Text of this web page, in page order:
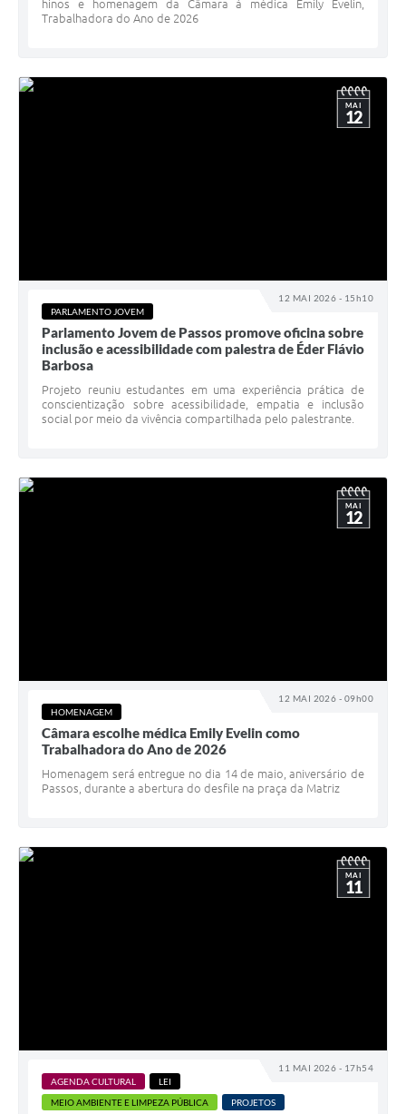
hinos e homenagem da Câmara à médica Emily Evelin,
Trabalhadora do Ano de 2026
12 MAI 2026 - 15h10
MAI
12
PARLAMENTO JOVEM
Parlamento Jovem de Passos promove oficina sobre
inclusão e acessibilidade com palestra de Éder Flávio
Barbosa
Projeto reuniu estudantes em uma experiência prática de
conscientização sobre acessibilidade, empatia e inclusão
social por meio da vivência compartilhada pelo palestrante.
12 MAI 2026 - 09h00
MAI
12
HOMENAGEM
Câmara escolhe médica Emily Evelin como
Trabalhadora do Ano de 2026
Homenagem será entregue no dia 14 de maio, aniversário de
Passos, durante a abertura do desfile na praça da Matriz
11 MAI 2026 - 17h54
MAI
11
AGENDA CULTURAL
LEI
MEIO AMBIENTE E LIMPEZA PÚBLICA
PROJETOS